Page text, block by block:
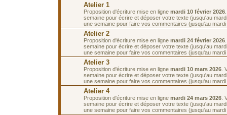
Atelier 1
Proposition d'écriture mise en ligne mardi 10 février 2026
semaine pour écrire et déposer votre texte (jusqu'au
une semaine pour faire vos commentaires (jusqu'au
Atelier 2
Proposition d'écriture mise en ligne mardi 24 février 2026
semaine pour écrire et déposer votre texte (jusqu'au
une semaine pour faire vos commentaires (jusqu'au
Atelier 3
Proposition d'écriture mise en ligne mardi 10 mars 2026 .
semaine pour écrire et déposer votre texte (jusqu'au
une semaine pour faire vos commentaires (jusqu'au
Atelier 4
Proposition d'écriture mise en ligne mardi 24 mars 2026 .
semaine pour écrire et déposer votre texte (jusqu'au
une semaine pour faire vos commentaires (jusqu'au